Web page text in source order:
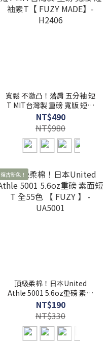
寬鬆 不激凸！落肩 五分袖 短
T MIT台灣製 重磅 寬版 短袖
素T【 FUZY MADE】-
H2406
NT$490
NT$980
復古新色！
頂級柔棉！日本United
Athle 5001 5.6oz重磅 素面
短T 全55色 【 FUZY 】 -
UA5001
NT$190
NT$330